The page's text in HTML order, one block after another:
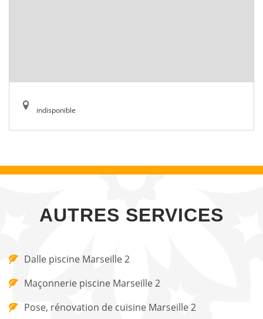
indisponible
AUTRES SERVICES
Dalle piscine Marseille 2
Maçonnerie piscine Marseille 2
Pose, rénovation de cuisine Marseille 2